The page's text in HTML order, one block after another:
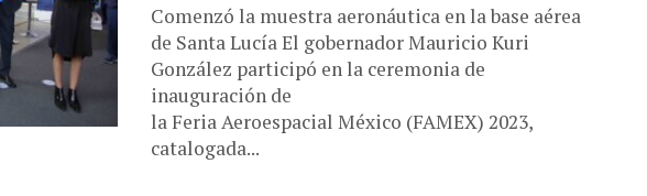
Comenzó la muestra aeronáutica en la base aérea
de Santa Lucía El gobernador Mauricio Kuri
González participó en la ceremonia de
inauguración de
la Feria Aeroespacial México (FAMEX) 2023,
catalogada...